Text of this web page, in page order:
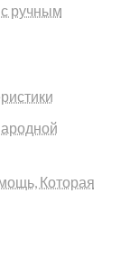
ручным
Которая